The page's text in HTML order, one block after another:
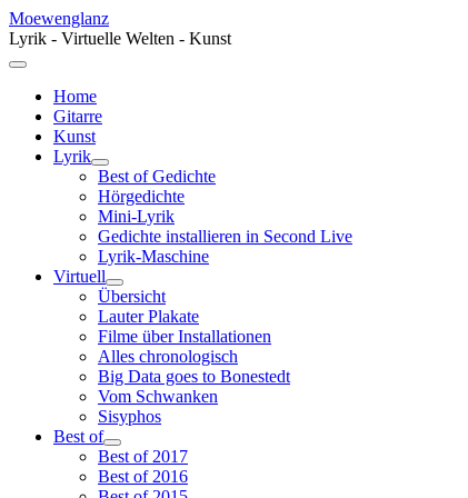
Moewenglanz
Lyrik - Virtuelle Welten - Kunst
Home
Gitarre
Kunst
Lyrik
Best of Gedichte
Hörgedichte
Mini-Lyrik
Gedichte installieren in Second Live
Lyrik-Maschine
Virtuell
Übersicht
Lauter Plakate
Filme über Installationen
Alles chronologisch
Big Data goes to Bonestedt
Vom Schwanken
Sisyphos
Best of
Best of 2017
Best of 2016